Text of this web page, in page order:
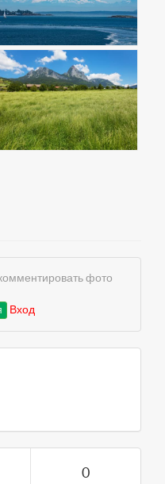
фото
Вход
0